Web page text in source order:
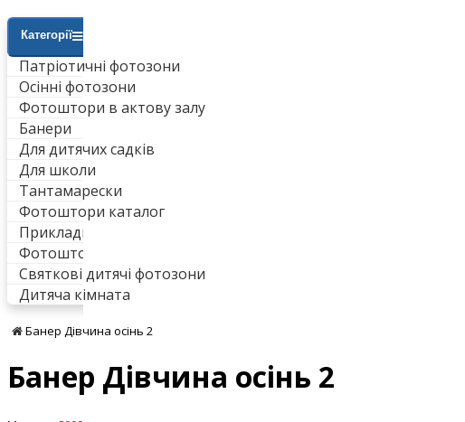
Категорії
Патріотичні фотозони
Осінні фотозони
Фотоштори в актову залу
Банери
Для дитячих садків
Для школи
Тантамарески
Фотоштори каталог
Приклади робіт
Фотоштори для ванни
Святкові дитячі фотозони
Дитяча кімната
Банер Дівчина осінь 2
Банер Дівчина осінь 2